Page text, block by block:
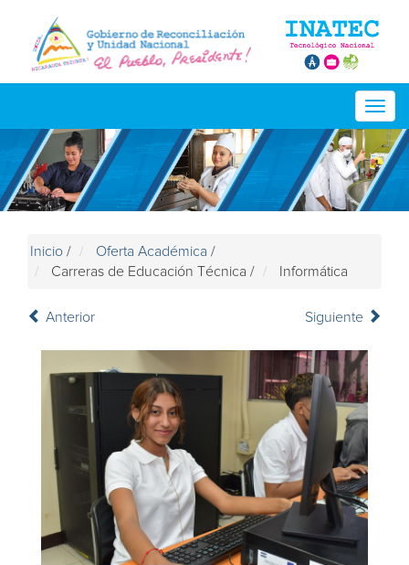
Inicio / Oferta Académica /
Carreras de Educación Técnica / Informática
Anterior Siguiente